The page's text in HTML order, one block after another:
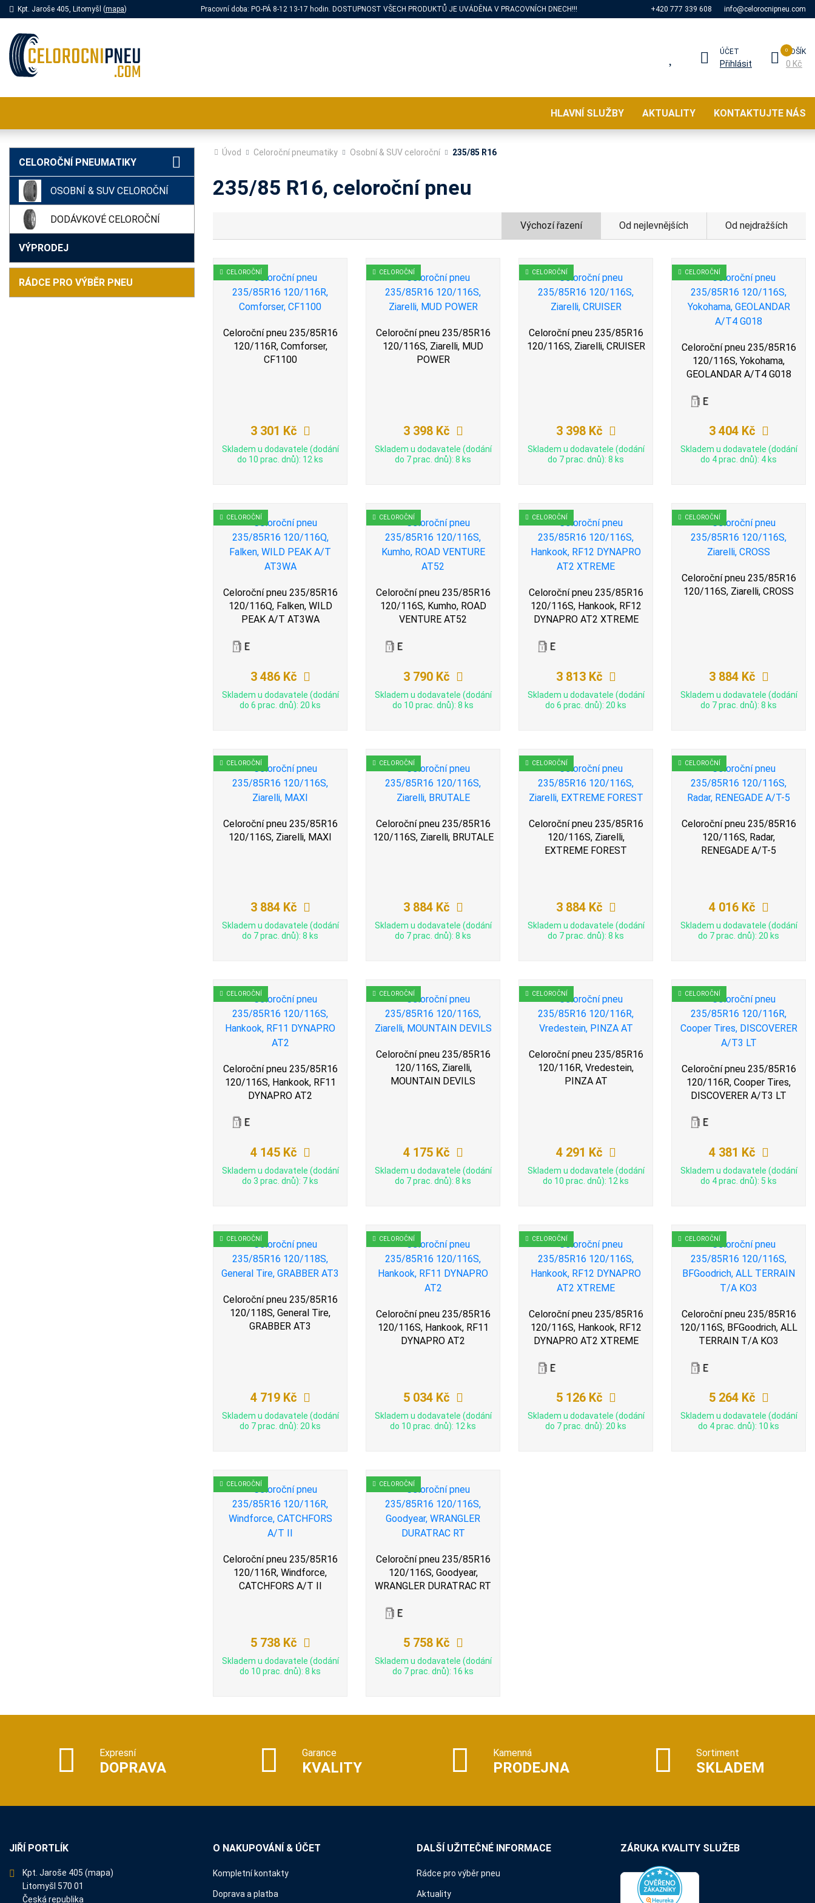
Kpt. Jaroše 405, Litomyšl (mapa) Pracovní doba: PO-PÁ 8-12 13-17 hodin. DOSTUPNOST VŠECH PRODUKTŮ JE UVÁDĚNA V PRACOVNÍCH DNECH!!! +420 777 339 608 info@celorocnipneu.com
ÚČET
Přihlásit
KOŠÍK
0 Kč
HLAVNÍ SLUŽBY AKTUALITY KONTAKTUJTE NÁS
CELOROČNÍ PNEUMATIKY
OSOBNÍ & SUV CELOROČNÍ
DODÁVKOVÉ CELOROČNÍ
VÝPRODEJ
RÁDCE PRO VÝBĚR PNEU
Úvod Celoroční pneumatiky Osobní & SUV celoroční 235/85 R16
235/85 R16, celoroční pneu
Výchozí řazení Od nejlevnějších Od nejdražších
CELOROČNÍ
Celoroční pneu 235/85R16
120/116R, Comforser,
CF1100
3 301 Kč
Skladem u dodavatele (dodání
do 10 prac. dnů): 12 ks
CELOROČNÍ
Celoroční pneu 235/85R16
120/116S, Ziarelli, MUD
POWER
3 398 Kč
Skladem u dodavatele (dodání
do 7 prac. dnů): 8 ks
CELOROČNÍ
Celoroční pneu 235/85R16
120/116S, Ziarelli, CRUISER
3 398 Kč
Skladem u dodavatele (dodání
do 7 prac. dnů): 8 ks
CELOROČNÍ
Celoroční pneu 235/85R16
120/116S, Yokohama,
GEOLANDAR A/T4 G018
3 404 Kč
Skladem u dodavatele (dodání
do 4 prac. dnů): 4 ks
CELOROČNÍ
Celoroční pneu 235/85R16
120/116Q, Falken, WILD
PEAK A/T AT3WA
3 486 Kč
Skladem u dodavatele (dodání
do 6 prac. dnů): 20 ks
CELOROČNÍ
Celoroční pneu 235/85R16
120/116S, Kumho, ROAD
VENTURE AT52
3 790 Kč
Skladem u dodavatele (dodání
do 10 prac. dnů): 8 ks
CELOROČNÍ
Celoroční pneu 235/85R16
120/116S, Hankook, RF12
DYNAPRO AT2 XTREME
3 813 Kč
Skladem u dodavatele (dodání
do 6 prac. dnů): 20 ks
CELOROČNÍ
Celoroční pneu 235/85R16
120/116S, Ziarelli, CROSS
3 884 Kč
Skladem u dodavatele (dodání
do 7 prac. dnů): 8 ks
CELOROČNÍ
Celoroční pneu 235/85R16
120/116S, Ziarelli, MAXI
3 884 Kč
Skladem u dodavatele (dodání
do 7 prac. dnů): 8 ks
CELOROČNÍ
Celoroční pneu 235/85R16
120/116S, Ziarelli, BRUTALE
3 884 Kč
Skladem u dodavatele (dodání
do 7 prac. dnů): 8 ks
CELOROČNÍ
Celoroční pneu 235/85R16
120/116S, Ziarelli,
EXTREME FOREST
3 884 Kč
Skladem u dodavatele (dodání
do 7 prac. dnů): 8 ks
CELOROČNÍ
Celoroční pneu 235/85R16
120/116S, Radar,
RENEGADE A/T-5
4 016 Kč
Skladem u dodavatele (dodání
do 7 prac. dnů): 20 ks
CELOROČNÍ
Celoroční pneu 235/85R16
120/116S, Hankook, RF11
DYNAPRO AT2
4 145 Kč
Skladem u dodavatele (dodání
do 3 prac. dnů): 7 ks
CELOROČNÍ
Celoroční pneu 235/85R16
120/116S, Ziarelli,
MOUNTAIN DEVILS
4 175 Kč
Skladem u dodavatele (dodání
do 7 prac. dnů): 8 ks
CELOROČNÍ
Celoroční pneu 235/85R16
120/116R, Vredestein,
PINZA AT
4 291 Kč
Skladem u dodavatele (dodání
do 10 prac. dnů): 12 ks
CELOROČNÍ
Celoroční pneu 235/85R16
120/116R, Cooper Tires,
DISCOVERER A/T3 LT
4 381 Kč
Skladem u dodavatele (dodání
do 4 prac. dnů): 5 ks
CELOROČNÍ
Celoroční pneu 235/85R16
120/118S, General Tire,
GRABBER AT3
4 719 Kč
Skladem u dodavatele (dodání
do 7 prac. dnů): 20 ks
CELOROČNÍ
Celoroční pneu 235/85R16
120/116S, Hankook, RF11
DYNAPRO AT2
5 034 Kč
Skladem u dodavatele (dodání
do 10 prac. dnů): 12 ks
CELOROČNÍ
Celoroční pneu 235/85R16
120/116S, Hankook, RF12
DYNAPRO AT2 XTREME
5 126 Kč
Skladem u dodavatele (dodání
do 7 prac. dnů): 20 ks
CELOROČNÍ
Celoroční pneu 235/85R16
120/116S, BFGoodrich, ALL
TERRAIN T/A KO3
5 264 Kč
Skladem u dodavatele (dodání
do 4 prac. dnů): 10 ks
CELOROČNÍ
Celoroční pneu 235/85R16
120/116R, Windforce,
CATCHFORS A/T II
5 738 Kč
Skladem u dodavatele (dodání
do 10 prac. dnů): 8 ks
CELOROČNÍ
Celoroční pneu 235/85R16
120/116S, Goodyear,
WRANGLER DURATRAC RT
5 758 Kč
Skladem u dodavatele (dodání
do 7 prac. dnů): 16 ks
Expresní
DOPRAVA
Garance
KVALITY
Kamenná
PRODEJNA
Sortiment
SKLADEM
JIŘÍ PORTLÍK
Kpt. Jaroše 405 (mapa)
Litomyšl 570 01
Česká republika
O NAKUPOVÁNÍ & ÚČET
Kompletní kontakty
Doprava a platba
DALŠÍ UŽITEČNÉ INFORMACE
Rádce pro výběr pneu
Aktuality
ZÁRUKA KVALITY SLUŽEB